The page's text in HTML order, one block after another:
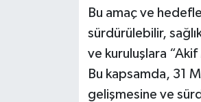
Bu amaç ve
sürdürülebilir,
ve kuruluşlara “Akif
Bu kapsamda, 31
gelişmesine ve